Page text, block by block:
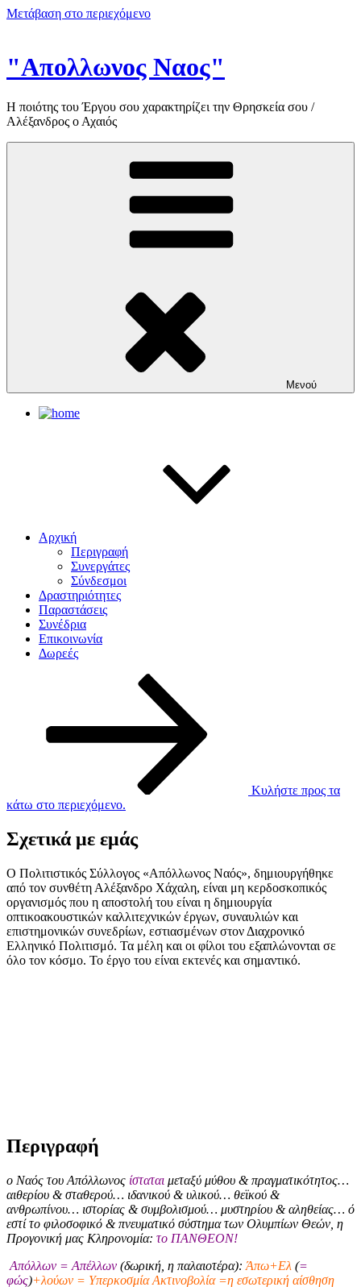
Μετάβαση στο περιεχόμενο
"Απολλωνος Ναος"
Η ποιότης του Έργου σου χαρακτηρίζει την Θρησκεία σου /
Αλέξανδρος ο Αχαιός
Μενού
Αρχική
Περιγραφή
Συνεργάτες
Σύνδεσμοι
Δραστηριότητες
Παραστάσεις
Συνέδρια
Επικοινωνία
Δωρεές
Κυλήστε προς τα
κάτω στο περιεχόμενο.
Σχετικά με εμάς
Ο Πολιτιστικός Σύλλογος «Απόλλωνος Ναός», δημιουργήθηκε
από τον συνθέτη Αλέξανδρο Χάχαλη, είναι μη κερδοσκοπικός
οργανισμός που η αποστολή του είναι η δημιουργία
οπτικοακουστικών καλλιτεχνικών έργων, συναυλιών και
επιστημονικών συνεδρίων, εστιασμένων στον Διαχρονικό
Ελληνικό Πολιτισμό. Τα μέλη και οι φίλοι του εξαπλώνονται σε
όλο τον κόσμο. Το έργο του είναι εκτενές και σημαντικό.
Περιγραφή
ο Ναός του Απόλλωνος ίσταται μεταξύ μύθου & πραγματικότητος…
αιθερίου & σταθερού… ιδανικού & υλικού… θεϊκού &
ανθρωπίνου… ιστορίας & συμβολισμού… μυστηρίου & αληθείας… ό
εστί το φιλοσοφικό & πνευματικό σύστημα των Ολυμπίων Θεών, η
Προγονική μας Κληρονομία: το ΠΑΝΘΕΟΝ!
Απόλλων = Απέλλων (δωρική, η παλαιοτέρα): Άπω+Ελ (=
φώς)+λούων = Υπερκοσμία Ακτινοβολία =η εσωτερική αίσθηση